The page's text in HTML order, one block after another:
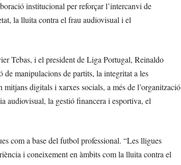
institucional per reforçar l’intercanvi de
la lluita contra el frau audiovisual i el
Tebas, i el president de Liga Portugal, Reinaldo
de manipulacions de partits, la integritat a les
digitals i xarxes socials, a més de l’organització
audiovisual, la gestió financera i esportiva, el
com a base del futbol professional. “Les lligues
i coneixement en àmbits com la lluita contra el